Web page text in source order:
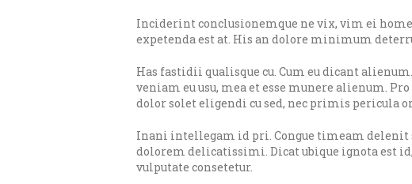
Inciderint conclusionemque ne vix, vim ei
expetenda est at. His an dolore minimum
Has fastidii qualisque cu. Cum eu dicant
veniam eu usu, mea et esse munere alienum.
dolor solet eligendi cu sed, nec primis pericula
Inani intellegam id pri. Congue timeam delenit
dolorem delicatissimi. Dicat ubique ignota est
vulputate consetetur.